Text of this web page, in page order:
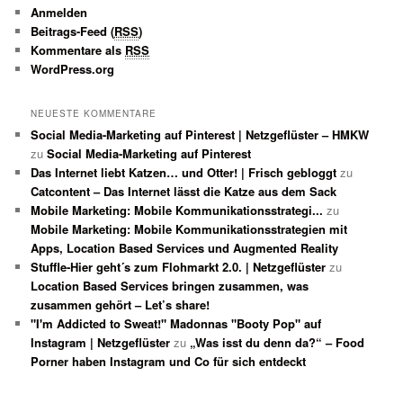
Anmelden
Beitrags-Feed (RSS)
Kommentare als RSS
WordPress.org
NEUESTE KOMMENTARE
Social Media-Marketing auf Pinterest | Netzgeflüster – HMKW
zuSocial Media-Marketing auf Pinterest
Das Internet liebt Katzen… und Otter! | Frisch gebloggt zu
Catcontent – Das Internet lässt die Katze aus dem Sack
Mobile Marketing: Mobile Kommunikationsstrategi... zu
Mobile Marketing: Mobile Kommunikationsstrategien mit
Apps, Location Based Services und Augmented Reality
Stuffle-Hier geht´s zum Flohmarkt 2.0. | Netzgeflüster zu
Location Based Services bringen zusammen, was
zusammen gehört – Let’s share!
"I'm Addicted to Sweat!" Madonnas "Booty Pop" auf
Instagram | Netzgeflüster zu „Was isst du denn da?“ – Food
Porner haben Instagram und Co für sich entdeckt